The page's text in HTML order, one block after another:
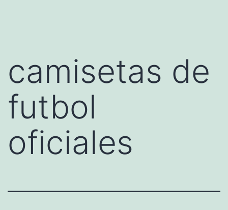
camisetas de
futbol
oficiales